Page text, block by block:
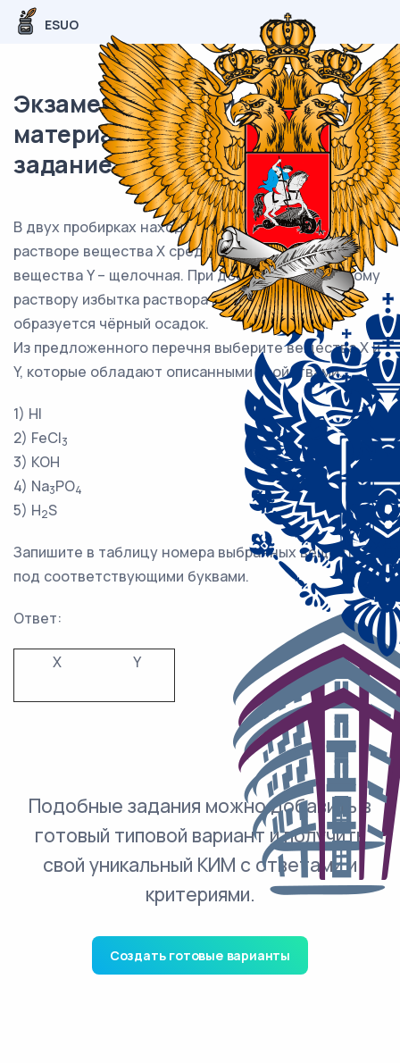
ESUO
Экзаменационный (типовой)
материал ЕГЭ / Химия / 06
задание (24) / 61
В двух пробирках находятся водные растворы. В
растворе вещества X среда кислая, а в растворе
вещества Y – щелочная. При добавлении к каждому
раствору избытка раствора нитрата серебра
образуется чёрный осадок.
Из предложенного перечня выберите вещества X и
Y, которые обладают описанными свойствами.
1) HI
2) FeCl3
3) KOH
4) Na3PO4
5) H2S
Запишите в таблицу номера выбранных веществ
под соответствующими буквами.
Ответ:
X Y
Подобные задания можно добавить в
готовый типовой вариант и получить
свой уникальный КИМ с ответами и
критериями.
Создать готовые варианты